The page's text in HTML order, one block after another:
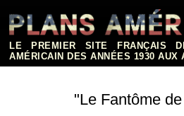
contenu
LE PREMIER SITE FRANÇAIS
AMÉRICAIN DES ANNÉES 1930 AUX
"Le Fantôme